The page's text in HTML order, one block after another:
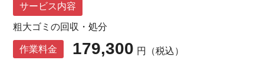
サービス内容
粗大ゴミの回収・処分
作業料金 179,300 円（税込）